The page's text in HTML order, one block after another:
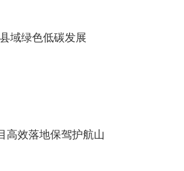
域绿色低碳发展
高效落地保驾护航山